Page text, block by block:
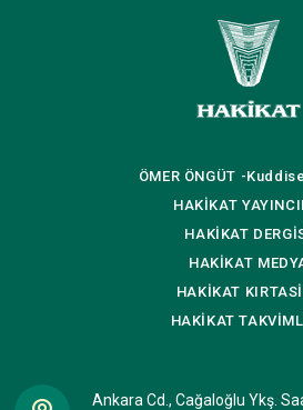
ÖMER ÖNGÜT -
HAKİKAT
HAKİKAT
HAKİKAT
HAKİKAT
HAKİKAT
Ankara Cd., Cağaloğlu Ykş.